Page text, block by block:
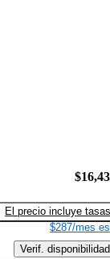
El precio incluye tasas
$287/mes
Verif. disponibilidad